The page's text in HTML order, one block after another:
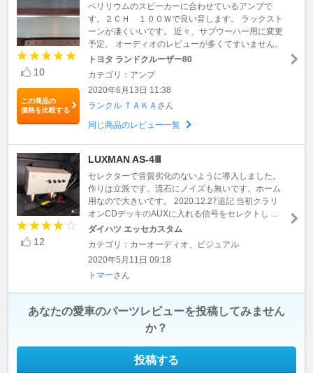
10
この商品の
価格を比較する
ベリリウムのスピーカーに合わせているアンプで
す。２ＣＨ １００Ｗで良い音します。 ラックスト
ーンが凄くいいです。 近々、サブウーハー用に変更
予定。 オーディオのレビューが多くてすいません。
トヨタ ランドクルーザー80
カテゴリ：アンプ
2020年6月13日 11:38
ランクル ＴＡＫＡ さん
同じ商品のレビュー一覧
12
LUXMAN AS-4Ⅲ
セレクターで音質劣化のないように導入しました。
作りは立派です。流石にノイズも無いです。ホーム
用なので大きいです。 2020.12.27追記 当初クラリ
オンCDデッキのAUXに入れる信号をセレクトし ...
ダイハツ エッセカスタム
カテゴリ：カーオーディオ、ビジュアル
2020年5月11日 09:18
トマーさん
あなたの愛車のパーツレビューを投稿してみません
か？
投稿する